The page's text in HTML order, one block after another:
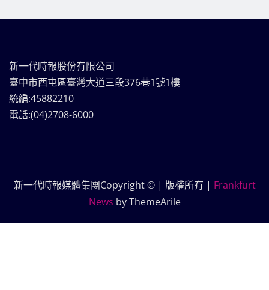
新一代時報股份有限公司
臺中市西屯區臺灣大道三段376巷1號1樓
統編:45882210
電話:(04)2708-6000
新一代時報媒體集團Copyright © | 版權所有 | Frankfurt
News by ThemeArile